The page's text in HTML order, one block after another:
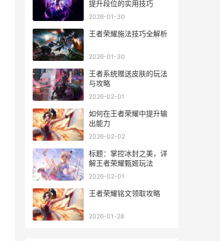
提升段位的实用技巧
2026-01-30
王者荣耀施法技巧全解析
2026-01-30
王者系统赠送皮肤的玩法
与攻略
2026-02-01
如何在王者荣耀中提升输
出能力
2026-02-02
标题：掌控冰封之美，详
解王者荣耀甄姬玩法
2026-02-01
王者荣耀铭文领取攻略
2026-01-28